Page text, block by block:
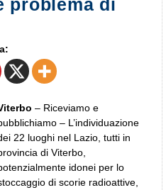
problema di
– Riceviamo e
– L’individuazione
22 luoghi nel Lazio, tutti in
di Viterbo,
idonei per lo
di scorie radioattive,